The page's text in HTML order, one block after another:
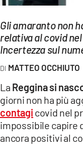
LAC NETWORK
LAC ONAIR
LaC
Network
LACPLAY.IT
LACTV.IT
Gli amaranto non
relativa al covid
Incertezza sul
MATTEO OCCHIUTO
La Reggina si
giorni non ha più
contagi covid nel
impossibile capire
ancora positivi al